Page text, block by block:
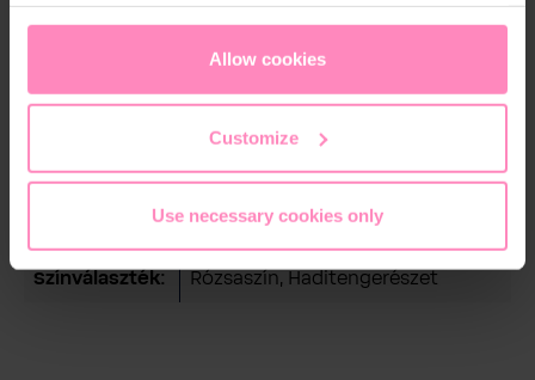
appropriate level of data protection. You canaccept all
only allow necessary cookies
access and change your chosen setting at any time in
Allow cookies
Customize
Use necessary cookies only
értékalapú megjelenés.
Műszaki részletek
Anyag: 100% újrahasznosított poliészter
Színválaszték: Rózsaszín, Haditengerészet